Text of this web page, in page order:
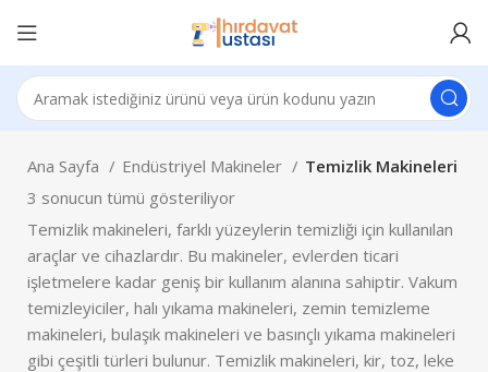
Ana Sayfa Endüstriyel Makineler
Temizlik Makineleri
3 sonucun tümü gösteriliyor
Temizlik makineleri, farklı yüzeylerin temizliği için kullanılan
araçlar ve cihazlardır. Bu makineler, evlerden ticari
işletmelere kadar geniş bir kullanım alanına sahiptir. Vakum
temizleyiciler, halı yıkama makineleri, zemin temizleme
makineleri, bulaşık makineleri ve basınçlı yıkama makineleri
gibi çeşitli türleri bulunur. Temizlik makineleri, kir, toz, leke